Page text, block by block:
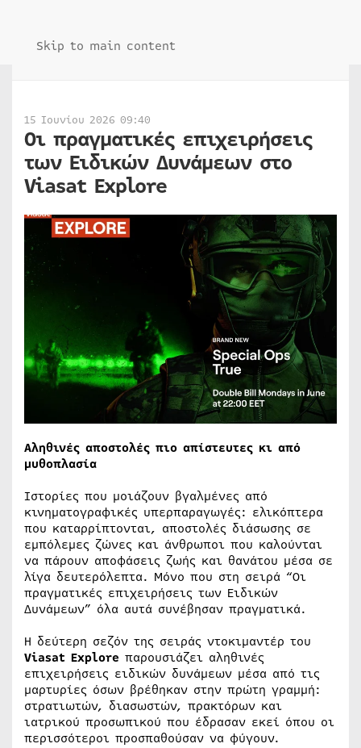
Skip to main content
15 Ιουνίου 2026 09:40
Οι πραγματικές επιχειρήσεις
των Ειδικών Δυνάμεων στο
Viasat Explore
Αληθινές αποστολές πιο απίστευτες κι από
μυθοπλασία
Ιστορίες που μοιάζουν βγαλμένες από
κινηματογραφικές υπερπαραγωγές: ελικόπτερα
που καταρρίπτονται, αποστολές διάσωσης σε
εμπόλεμες ζώνες και άνθρωποι που καλούνται
να πάρουν αποφάσεις ζωής και θανάτου μέσα σε
λίγα δευτερόλεπτα. Μόνο που στη σειρά “Οι
πραγματικές επιχειρήσεις των Ειδικών
Δυνάμεων” όλα αυτά συνέβησαν πραγματικά.
Η δεύτερη σεζόν της σειράς ντοκιμαντέρ του
Viasat Explore παρουσιάζει αληθινές
επιχειρήσεις ειδικών δυνάμεων μέσα από τις
μαρτυρίες όσων βρέθηκαν στην πρώτη γραμμή:
στρατιωτών, διασωστών, πρακτόρων και
ιατρικού προσωπικού που έδρασαν εκεί όπου οι
περισσότεροι προσπαθούσαν να φύγουν.